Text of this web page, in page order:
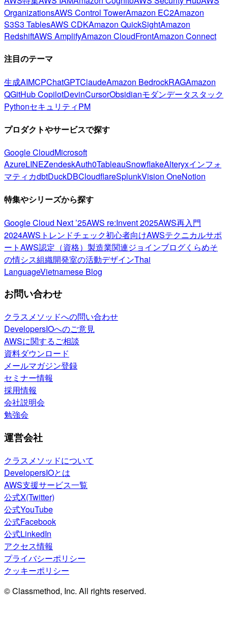
OrganizationsAWS Control TowerAmazon EC2Amazon
S3S3 TablesAWS CDKAmazon QuickSightAmazon
RedshiftAWS AmplifyAmazon CloudFrontAmazon Connect
注目のテーマ
生成AIMCPChatGPTClaudeAmazon BedrockRAGAmazon
QGitHub CopilotDevinCursorObsidianモダンデータスタック
PythonセキュリティPM
プロダクトやサービスで探す
Google CloudMicrosoft
AzureLINEZendeskAuth0TableauSnowflakeAlteryxインフォ
マティカdbtDuckDBCloudflareSplunkVision OneNotion
特集やシリーズから探す
Google Cloud Next ’25AWS re:Invent 2025AWS再入門
2024AWSトレンドチェック初心者向けAWSテクニカルサポ
ートAWS認定（資格） 製造業関連ジョインブログくらめそ
の情シス組織開発室の活動デザインThai
LanguageVietnamese Blog
お問い合わせ
クラスメソッドへの問い合わせ
DevelopersIOへのご意見
AWSに関するご相談
資料ダウンロード
メールマガジン登録
セミナー情報
採用情報
会社説明会
勉強会
運営会社
クラスメソッドについて
DevelopersIOとは
AWS支援サービス一覧
公式X(Twitter)
公式YouTube
公式Facebook
公式LinkedIn
アクセス情報
プライバシーポリシー
クッキーポリシー
© Classmethod, Inc. All rights reserved.